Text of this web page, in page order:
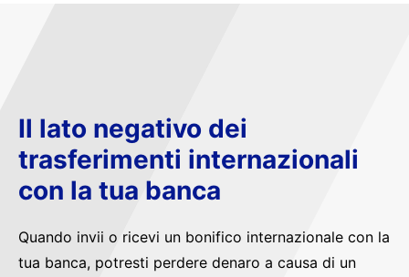
Il lato negativo dei
trasferimenti internazionali
con la tua banca
Quando invii o ricevi un bonifico internazionale con la
tua banca, potresti perdere denaro a causa di un